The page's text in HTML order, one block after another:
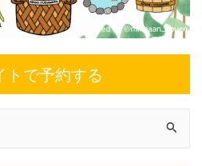
トで予約する